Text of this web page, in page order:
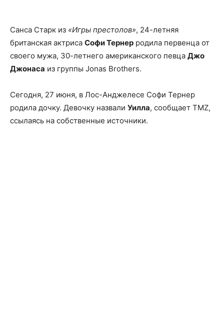
Санса Старк из «Игры престолов», 24-летняя
британская актриса Софи Тернер родила первенца от
своего мужа, 30-летнего американского певца Джо
Джонаса из группы Jonas Brothers.
Сегодня, 27 июня, в Лос-Анджелесе Софи Тернер
родила дочку. Девочку назвали Уилла, сообщает TMZ,
ссылаясь на собственные источники.